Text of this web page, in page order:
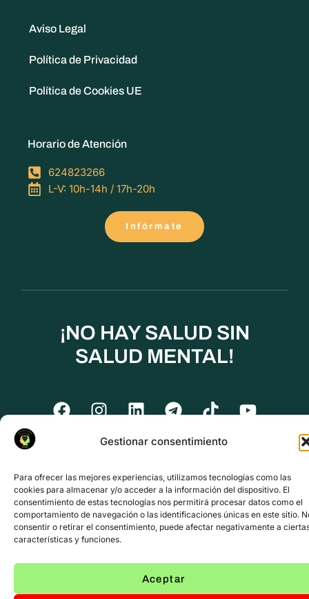
Gestionar consentimiento
Para ofrecer las mejores experiencias, utilizamos tecnologías como las
cookies para almacenar y/o acceder a la información del dispositivo. El
consentimiento de estas tecnologías nos permitirá procesar datos como el
comportamiento de navegación o las identificaciones únicas en este sitio.
consentir o retirar el consentimiento, puede afectar negativamente a
características y funciones.
Aceptar
Aviso Legal
Política de Privacidad
Política de Cookies UE
Horario de Atención
624823266
L-V: 10h-14h / 17h-20h
Infórmate
¡NO HAY SALUD SIN
SALUD MENTAL!